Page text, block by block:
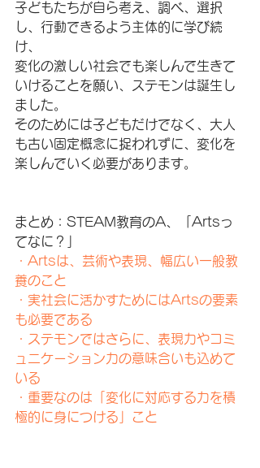
子どもたちが自ら考え、調べ、選択
し、行動できるよう主体的に学び続
け、
変化の激しい社会でも楽しんで生きて
いけることを願い、ステモンは誕生し
ました。
そのためには子どもだけでなく、大人
も古い固定概念に捉われずに、変化を
楽しんでいく必要があります。
まとめ：STEAM教育のA、「Artsっ
てなに？」
・Artsは、芸術や表現、幅広い一般教
養のこと
・実社会に活かすためにはArtsの要素
も必要である
・ステモンではさらに、表現力やコミ
ュニケーション力の意味合いも込めて
いる
・重要なのは「変化に対応する力を積
極的に身につける」こと